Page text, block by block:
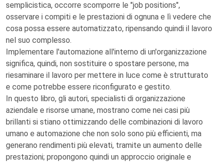
semplicistica, occorre scomporre le "job positions",
osservare i compiti e le prestazioni di ognuna e lì vedere che
cosa possa essere automatizzato, ripensando quindi il lavoro
nel suo complesso.
Implementare l'automazione all'interno di un'organizzazione
significa, quindi, non sostituire o spostare persone, ma
riesaminare il lavoro per mettere in luce come è strutturato
e come potrebbe essere riconfigurato e gestito.
In questo libro, gli autori, specialisti di organizzazione
aziendale e risorse umane, mostrano come nei casi più
brillanti si stiano ottimizzando delle combinazioni di lavoro
umano e automazione che non solo sono più efficienti, ma
generano rendimenti più elevati, tramite un aumento delle
prestazioni; propongono quindi un approccio originale e